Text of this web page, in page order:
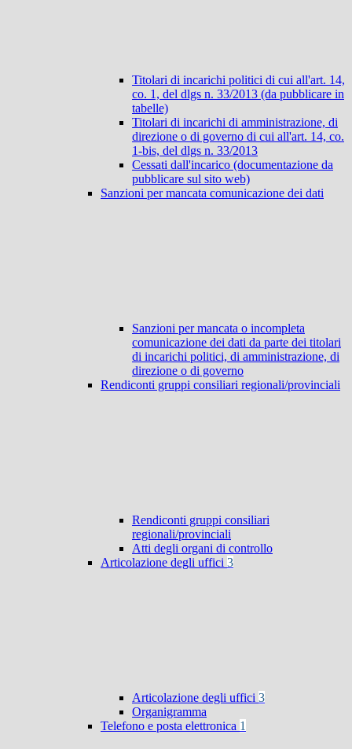
Titolari di incarichi politici di cui all'art. 14,
co. 1, del dlgs n. 33/2013 (da pubblicare in
tabelle)
Titolari di incarichi di amministrazione, di
direzione o di governo di cui all'art. 14, co.
1-bis, del dlgs n. 33/2013
Cessati dall'incarico (documentazione da
pubblicare sul sito web)
Sanzioni per mancata comunicazione dei dati
Sanzioni per mancata o incompleta
comunicazione dei dati da parte dei titolari
di incarichi politici, di amministrazione, di
direzione o di governo
Rendiconti gruppi consiliari regionali/provinciali
Rendiconti gruppi consiliari
regionali/provinciali
Atti degli organi di controllo
Articolazione degli uffici 3
Articolazione degli uffici 3
Organigramma
Telefono e posta elettronica 1